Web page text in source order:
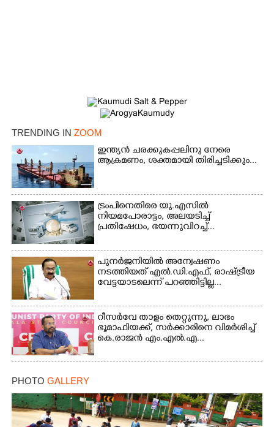
TRENDING IN ZOOM
ഇന്ത്യൻ ചരക്കുകപ്പലിനു നേരെ
ആക്രമണം, ശക്തമായി തിരിച്ചടിക്കും...
ട്രംപിനെതിരെ യു.എസിൽ
നിയമപോരാട്ടം, അലയടിച്ച്
പ്രതിഷേധം, ഭയന്നുവിറച്ച്...
പുനർജനിയിൽ അന്വേഷണം
നടത്തിയത് എൽ.ഡി.എഫ്, രാഷ്ട്രീയ
വേട്ടയാടലെന്ന് പറഞ്ഞിട്ടില്ല...
റീസർവേ താളം തെറ്റുന്നു, ലാഭം
ഭൂമാഫിയക്ക്, സർക്കാരിനെ വിമർശിച്ച്
കെ.രാജൻ എം.എൽ.എ...
PHOTO GALLERY
Copy Link